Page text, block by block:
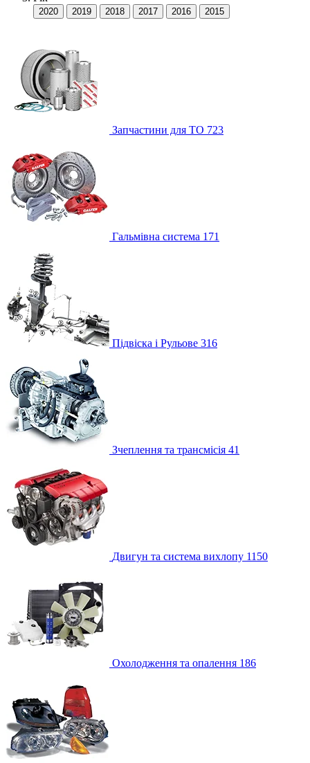
2020 2019 2018 2017 2016 2015
Запчастини для ТО 723
Гальмівна система 171
Підвіска і Рульове 316
Зчеплення та трансмісія 41
Двигун та система вихлопу 1150
Охолодження та опалення 186